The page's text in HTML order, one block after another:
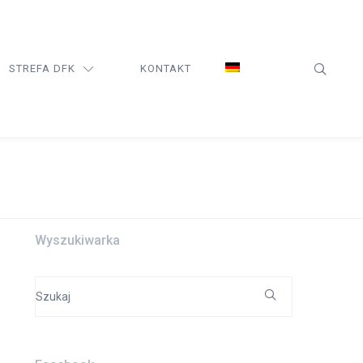
STREFA DFK KONTAKT
Wyszukiwarka
for: